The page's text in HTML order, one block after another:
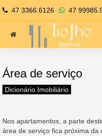
47 3366.6126 47
Área de serviço
Dicionário Imobiliário
Nos apartamentos, a parte
área de serviço fica próxima da